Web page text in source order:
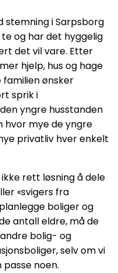
i Sarpsborg
og har det hyggelig
det vil vare. Etter
hjelp, hus og hage
ønsker
sprik i
yngre husstanden
hvor mye de yngre
privatliv hver enkelt
rett løsning å dele
«svigers fra
boliger og
antall eldre, må de
bolig- og
selv om vi
noen.